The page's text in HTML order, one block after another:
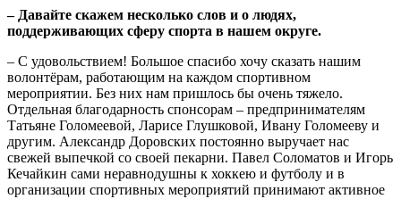
– Давайте скажем несколько слов и о людях,
поддерживающих сферу спорта в нашем округе.
– С удовольствием! Большое спасибо хочу сказать нашим
волонтёрам, работающим на каждом спортивном
мероприятии. Без них нам пришлось бы очень тяжело.
Отдельная благодарность спонсорам – предпринимателям
Татьяне Голомеевой, Ларисе Глушковой, Ивану Голомееву и
другим. Александр Доровских постоянно выручает нас
свежей выпечкой со своей пекарни. Павел Соломатов и Игорь
Кечайкин сами неравнодушны к хоккею и футболу и в
организации спортивных мероприятий принимают активное